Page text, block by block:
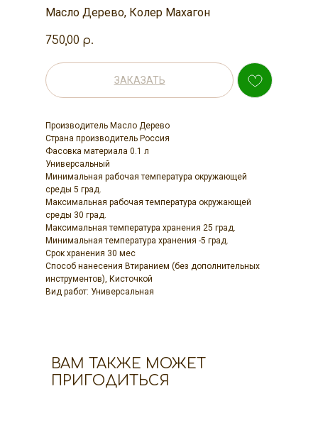
Масло Дерево, Колер Махагон
750,00 р.
ЗАКАЗАТЬ
Производитель Масло Дерево
Страна производитель Россия
Фасовка материала 0.1 л
Универсальный
Минимальная рабочая температура окружающей
среды 5 град.
Максимальная рабочая температура окружающей
среды 30 град.
Максимальная температура хранения 25 град.
Минимальная температура хранения -5 град.
Срок хранения 30 мес
Способ нанесения Втиранием (без дополнительных
инструментов), Кисточкой
Вид работ: Универсальная
ВАМ ТАКЖЕ МОЖЕТ
ПРИГОДИТЬСЯ